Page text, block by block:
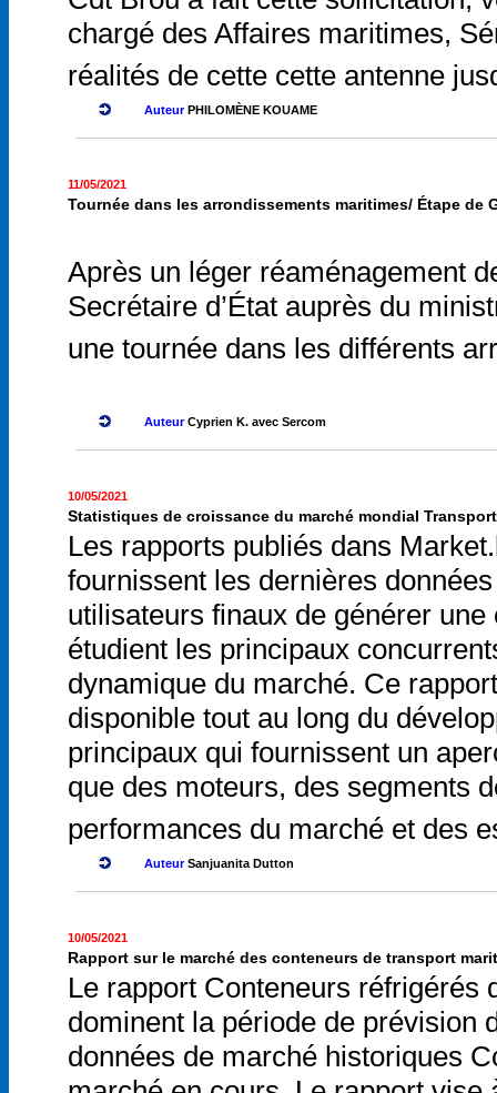
chargé des Affaires maritimes,
réalités de cette cette antenne
AuteurPHILOMÈNE KOUAME
11/05/2021
Tournée dans les arrondissements maritimes/ Étape de
Après un léger réaménagement
Secrétaire d’État auprès du
une tournée dans les différents
AuteurCyprien K. avec Sercom
10/05/2021
Statistiques de croissance du marché mondial
Les rapports publiés dans
fournissent les dernières
utilisateurs finaux de générer
étudient les principaux
dynamique du marché. Ce
disponible tout au long du
principaux qui fournissent un
que des moteurs, des segments
performances du marché et des
AuteurSanjuanita Dutton
10/05/2021
Rapport sur le marché des conteneurs de transport
Le rapport Conteneurs
dominent la période de prévision
données de marché historiques